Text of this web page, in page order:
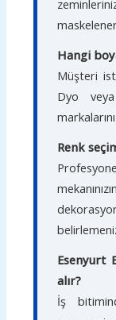
Hangi
Müşteri
Dyo
Renk
Esenyurt
alır?
İş